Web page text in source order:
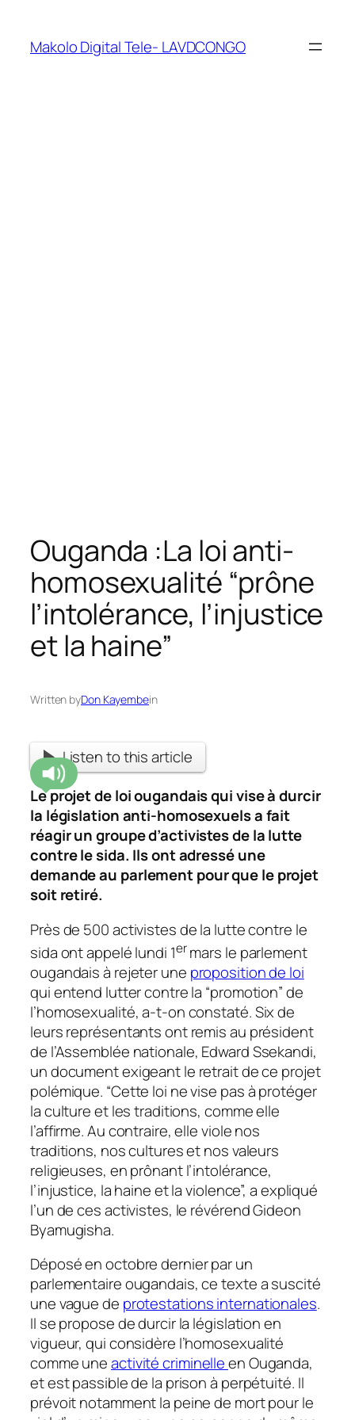
Makolo Digital Tele- LAVDCONGO
Ouganda :La loi anti-
homosexualité “prône
l’intolérance, l’injustice
et la haine”
Written byDon Kayembein
Listen to this article
Le projet de loi ougandais qui vise à durcir
la législation anti-homosexuels a fait
réagir un groupe d’activistes de la lutte
contre le sida. Ils ont adressé une
demande au parlement pour que le projet
soit retiré.
Près de 500 activistes de la lutte contre le
sida ont appelé lundi 1ermars le parlement
ougandais à rejeter une proposition de loi
qui entend lutter contre la “promotion” de
l’homosexualité, a-t-on constaté.Six de
leurs représentants ont remis au président
de l’Assemblée nationale, Edward Ssekandi,
un document exigeant le retrait de ce projet
polémique. “Cette loi ne vise pas à protéger
la culture et les traditions, comme elle
l’affirme. Au contraire, elle viole nos
traditions, nos cultures et nos valeurs
religieuses, en prônant l’intolérance,
l’injustice, la haine et la violence”, a expliqué
l’un de ces activistes, le révérend Gideon
Byamugisha.
Déposé en octobre dernier par un
parlementaire ougandais, ce texte a suscité
une vague de protestations internationales.
Il se propose de durcir la législation en
vigueur, qui considère l’homosexualité
comme uneactivité criminelleen Ouganda,
et est passible de la prison à perpétuité. Il
prévoit notamment la peine de mort pour le